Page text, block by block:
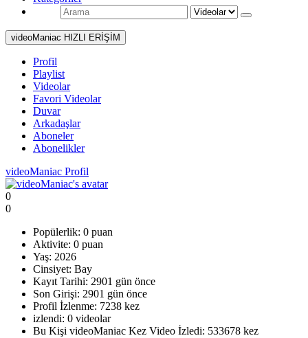
videoManiac HIZLI ERİŞİM
Profil
Playlist
Videolar
Favori Videolar
Duvar
Arkadaşlar
Aboneler
Abonelikler
videoManiac Profil
0
0
Popülerlik: 0 puan
Aktivite: 0 puan
Yaş: 2026
Cinsiyet: Bay
Kayıt Tarihi: 2901 gün önce
Son Girişi: 2901 gün önce
Profil İzlenme: 7238 kez
izlendi: 0 videolar
Bu Kişi videoManiac Kez Video İzledi: 533678 kez